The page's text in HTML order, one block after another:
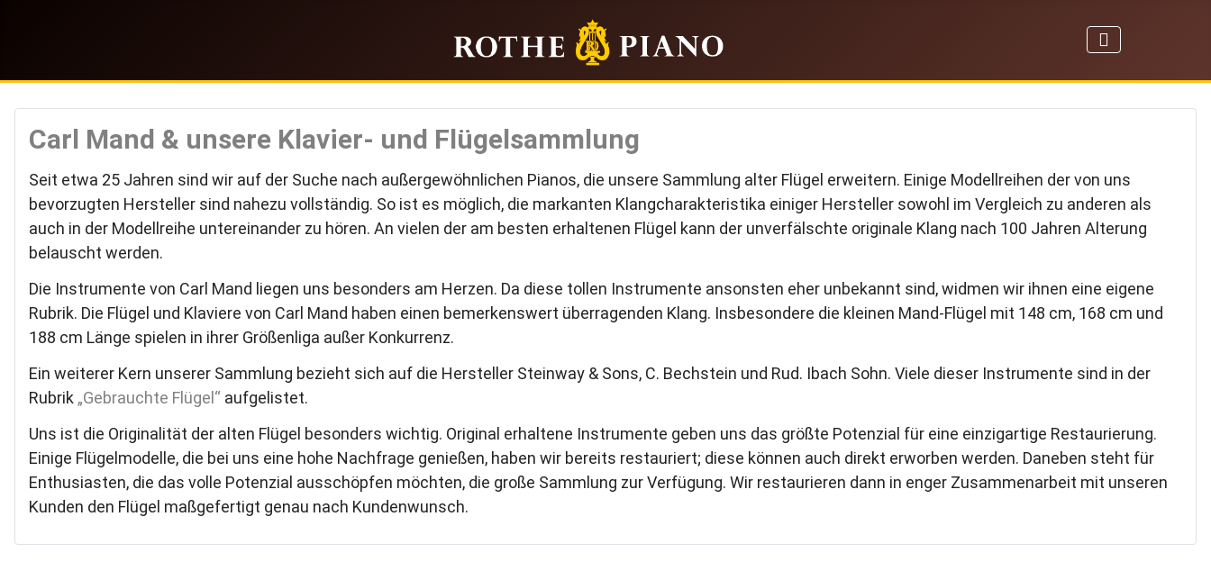
Carl Mand & unsere Klavier- und Flügelsammlung
Seit etwa 25 Jahren sind wir auf der Suche nach außergewöhnlichen Pianos, die unsere Sammlung alter Flügel erweitern. Einige Modellreihen der von uns
bevorzugten Hersteller sind nahezu vollständig. So ist es möglich, die markanten Klangcharakteristika einiger Hersteller sowohl im Vergleich zu anderen als
auch in der Modellreihe untereinander zu hören. An vielen der am besten erhaltenen Flügel kann der unverfälschte originale Klang nach 100 Jahren Alterung
belauscht werden.
Die Instrumente von Carl Mand liegen uns besonders am Herzen. Da diese tollen Instrumente ansonsten eher unbekannt sind, widmen wir ihnen eine eigene
Rubrik. Die Flügel und Klaviere von Carl Mand haben einen bemerkenswert überragenden Klang. Insbesondere die kleinen Mand-Flügel mit 148 cm, 168 cm und
188 cm Länge spielen in ihrer Größenliga außer Konkurrenz.
Ein weiterer Kern unserer Sammlung bezieht sich auf die Hersteller Steinway & Sons, C. Bechstein und Rud. Ibach Sohn. Viele dieser Instrumente sind in der
Rubrik „Gebrauchte Flügel“ aufgelistet.
Uns ist die Originalität der alten Flügel besonders wichtig. Original erhaltene Instrumente geben uns das größte Potenzial für eine einzigartige Restaurierung.
Einige Flügelmodelle, die bei uns eine hohe Nachfrage genießen, haben wir bereits restauriert; diese können auch direkt erworben werden. Daneben steht für
Enthusiasten, die das volle Potenzial ausschöpfen möchten, die große Sammlung zur Verfügung. Wir restaurieren dann in enger Zusammenarbeit mit unseren
Kunden den Flügel maßgefertigt genau nach Kundenwunsch.